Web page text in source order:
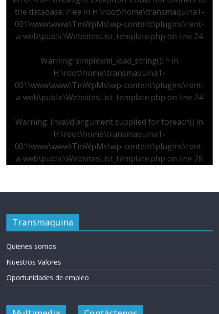
the database. Plea in H:\root\home\transmaquina1-
001\www\www\TmWpMs\wp-content\plugins\rent-
a-web\public\WebsitesList_template.php on line 24
Warning: simplexml_load_string(): ^ in
H:\root\home\transmaquina1-
001\www\www\TmWpMs\wp-content\plugins\rent-
a-web\public\WebsitesList_template.php on line 24
Warning: Invalid argument supplied for foreach() in
H:\root\home\transmaquina1-
001\www\www\TmWpMs\wp-content\plugins\rent-
a-web\public\WebsitesList_template.php on line 28
Transmaquina
Quienes somos
Nuestros Valores
Oportunidades de empleo